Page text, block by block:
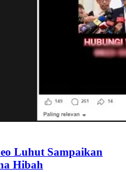
Luhut Sampaikan
Hibah